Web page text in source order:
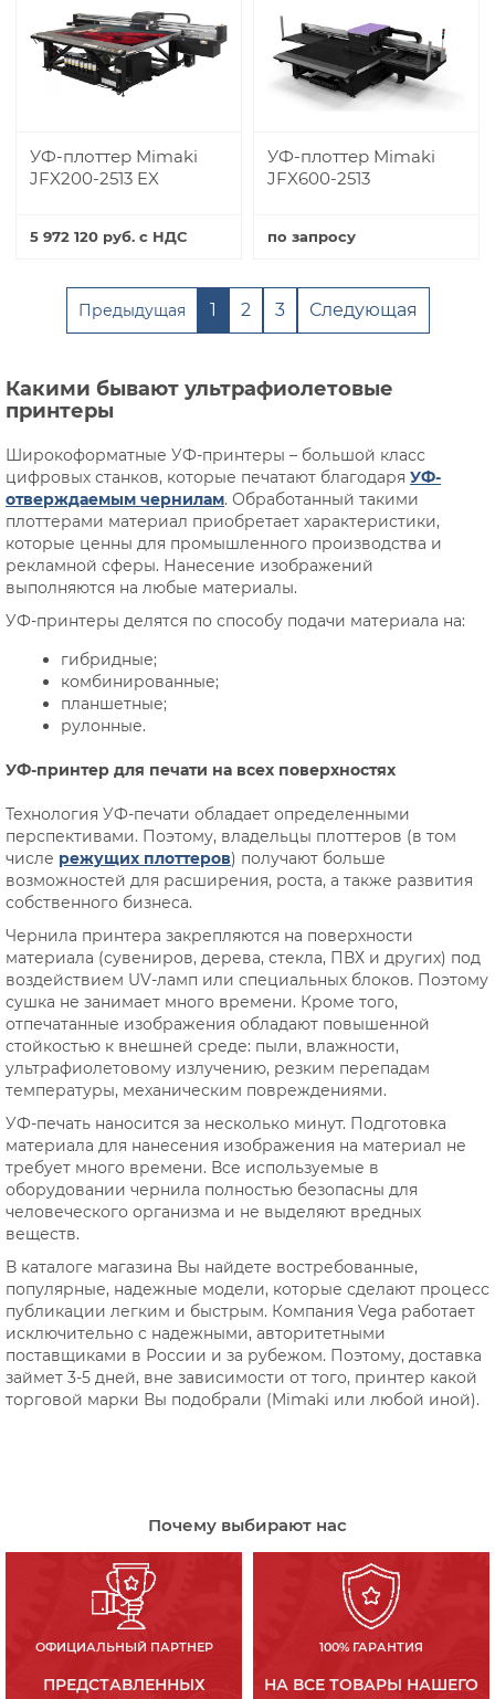
УФ-плоттер Mimaki
JFX200-2513 EX
5 972 120 руб. с НДС
УФ-плоттер Mimaki
JFX600-2513
по запросу
Предыдущая 1 2 3 Следующая
Какими бывают ультрафиолетовые
принтеры
Широкоформатные УФ-принтеры – большой класс
цифровых станков, которые печатают благодаря УФ-
отверждаемым чернилам. Обработанный такими
плоттерами материал приобретает характеристики,
которые ценны для промышленного производства и
рекламной сферы. Нанесение изображений
выполняются на любые материалы.
УФ-принтеры делятся по способу подачи материала на:
гибридные;
комбинированные;
планшетные;
рулонные.
УФ-принтер для печати на всех поверхностях
Технология УФ-печати обладает определенными
перспективами. Поэтому, владельцы плоттеров (в том
числе режущих плоттеров) получают больше
возможностей для расширения, роста, а также развития
собственного бизнеса.
Чернила принтера закрепляются на поверхности
материала (сувениров, дерева, стекла, ПВХ и других) под
воздействием UV-ламп или специальных блоков. Поэтому
сушка не занимает много времени. Кроме того,
отпечатанные изображения обладают повышенной
стойкостью к внешней среде: пыли, влажности,
ультрафиолетовому излучению, резким перепадам
температуры, механическим повреждениями.
УФ-печать наносится за несколько минут. Подготовка
материала для нанесения изображения на материал не
требует много времени. Все используемые в
оборудовании чернила полностью безопасны для
человеческого организма и не выделяют вредных
веществ.
В каталоге магазина Вы найдете востребованные,
популярные, надежные модели, которые сделают процесс
публикации легким и быстрым. Компания Vega работает
исключительно с надежными, авторитетными
поставщиками в России и за рубежом. Поэтому, доставка
займет 3-5 дней, вне зависимости от того, принтер какой
торговой марки Вы подобрали (Mimaki или любой иной).
Почему выбирают нас
ОФИЦИАЛЬНЫЙ ПАРТНЕР
ПРЕДСТАВЛЕННЫХ
100% ГАРАНТИЯ
НА ВСЕ ТОВАРЫ НАШЕГО